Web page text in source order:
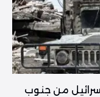
من جنوب